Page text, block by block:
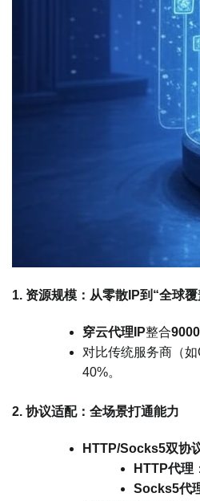
​1. 资源规模：从零散IP到“全球覆
​穿云代理IP​​整合​
对比传统服务商（
40%。
​2. 协议适配：全场景打通能力​
​HTTP/Socks5双协
​HTTP代理​
​Socks5代